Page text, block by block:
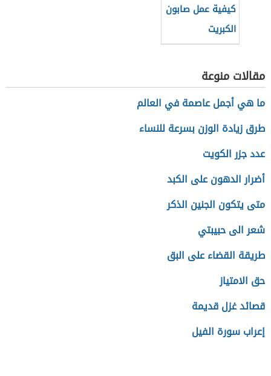
كيفية عمل صابون
الكبريت
مقالات منوعة
ما هي أجمل عاصمة في العالم
طرق زيادة الوزن بسرعة للنساء
عدد جزر الكويت
أضرار الدهون على الكبد
متى يتكون الجنين الذكر
شعر الى حبيبتي
طريقة القضاء على البق
حق الامتياز
قصائد غزل قديمة
إعراب سورة الفيل